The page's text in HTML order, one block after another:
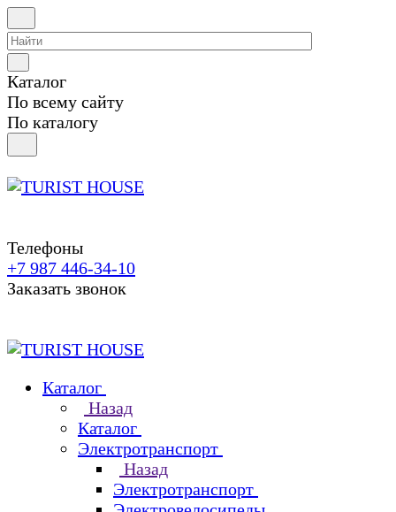
Каталог
По всему сайту
По каталогу
Телефоны
+7 987 446-34-10
Заказать звонок
Каталог
Назад
Каталог
Электротранспорт
Назад
Электротранспорт